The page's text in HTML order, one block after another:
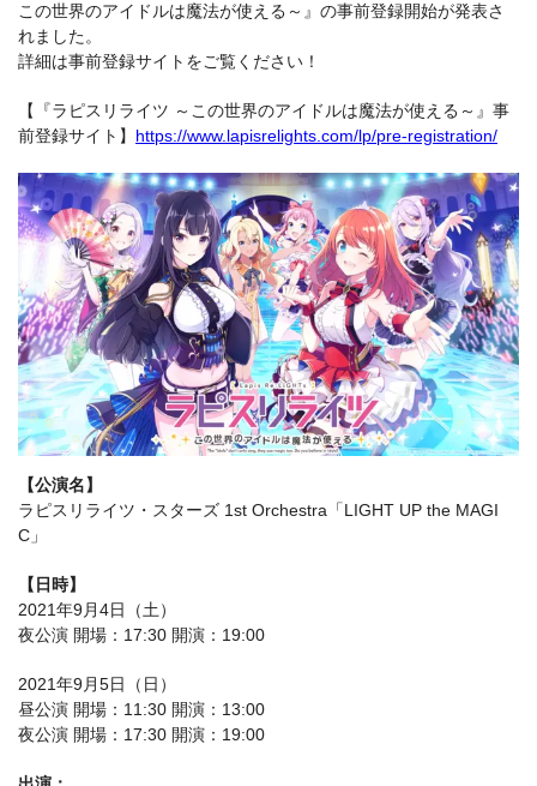
この世界のアイドルは魔法が使える～』の事前登録開始が発表さ
れました。
詳細は事前登録サイトをご覧ください！
【『ラピスリライツ ～この世界のアイドルは魔法が使える～』事
前登録サイト】 https://www.lapisrelights.com/lp/pre-registration/
【公演名】
ラピスリライツ・スターズ 1st Orchestra「LIGHT UP the MAGI
C」
【日時】
2021年9月4日（土）
夜公演 開場：17:30 開演：19:00
2021年9月5日（日）
昼公演 開場：11:30 開演：13:00
夜公演 開場：17:30 開演：19:00